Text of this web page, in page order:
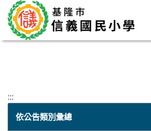
:::
依公告類別彙總